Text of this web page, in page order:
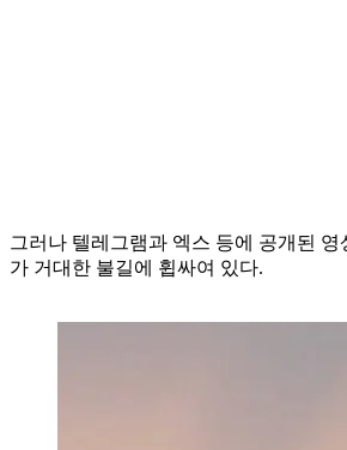
그러나 텔레그램과 엑스 등에 공개된 영
가 거대한 불길에 휩싸여 있다.